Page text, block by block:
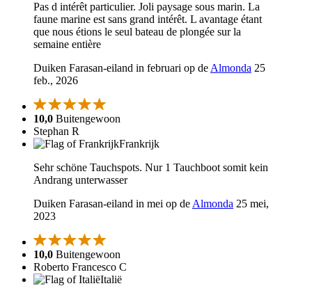
Pas d intérêt particulier. Joli paysage sous marin. La
faune marine est sans grand intérêt. L avantage étant
que nous étions le seul bateau de plongée sur la
semaine entière
Duiken Farasan-eiland in februari op de Almonda 25
feb., 2026
10,0 Buitengewoon
Stephan R
Frankrijk
Sehr schöne Tauchspots. Nur 1 Tauchboot somit kein
Andrang unterwasser
Duiken Farasan-eiland in mei op de Almonda 25 mei,
2023
10,0 Buitengewoon
Roberto Francesco C
Italië